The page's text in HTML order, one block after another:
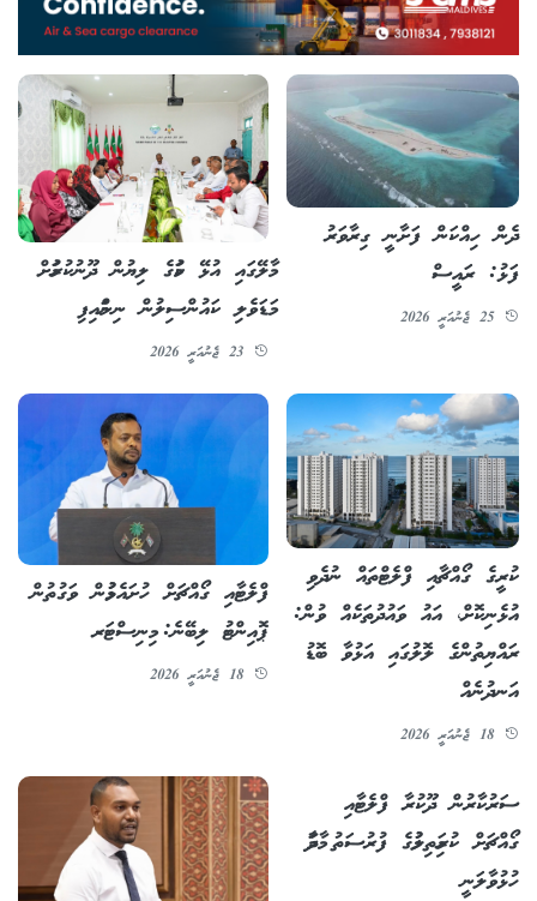
ދެން ހިއްކަން ފަށާނީ ގިރާވަރު
ފަޅު: ރައީސް
25 ޖެނުއަރީ 2026
މާލޭގައި އުޅޭ ކަމުގެ ލިޔުން ދޫނުކުރުމަށް
މަޑަވެލި ކައުންސިލުން ނިންމައިފި
ކުރީގެ ގޯއްޗާއި ފްލެޓްތައް ނުދެވި
އުޅެނިކޮށް، އައު ވައުދުތަކެއް ވުން:
ރައްޔިތުންގެ ލޮލުގައި އަޅުވާ ބޮޑު
އަނދުނެއް
18 ޖެނުއަރީ 2026
ފްލެޓާއި ގޯއްޗަށް ހުށައެޅުމުން ވަގުތުން
ޕޮއިންޓު ލިބޭނެ: މިނިސްޓަރ
18 ޖެނުއަރީ 2026
ސަރުކާރުން ދޫކުރާ ފްލެޓާއި
ގޯއްޗަށް ކުރިމަތިލުމުގެ ފުރުސަތު މާދަމާ
ހުޅުވާލަނީ